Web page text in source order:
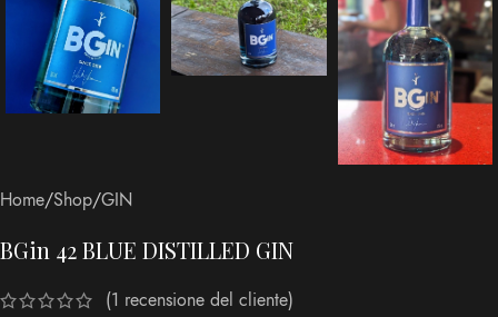
Home/Shop/GIN
BGin 42 BLUE DISTILLED GIN
(1 recensione del cliente)